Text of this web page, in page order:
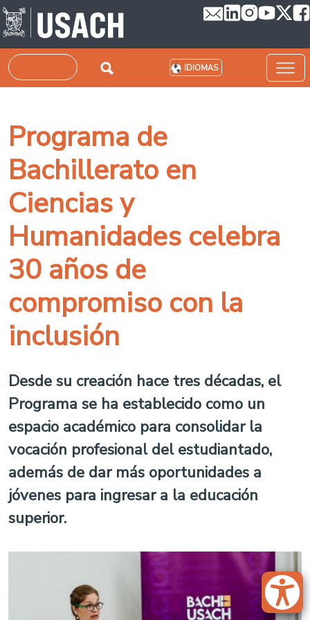
Pasar al contenido principal
Buscar IDIOMAS
Programa de
Bachillerato en
Ciencias y
Humanidades celebra
30 años de
compromiso con la
inclusión
Desde su creación hace tres décadas, el
Programa se ha establecido como un
espacio académico para consolidar la
vocación profesional del estudiantado,
además de dar más oportunidades a
jóvenes para ingresar a la educación
superior.